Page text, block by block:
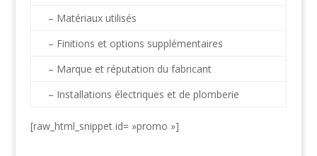
– Matériaux utilisés
– Finitions et options supplémentaires
– Marque et réputation du fabricant
– Installations électriques et de plomberie
[raw_html_snippet id= »promo »]